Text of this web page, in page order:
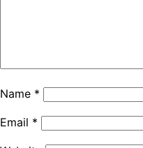
Name *
Email *